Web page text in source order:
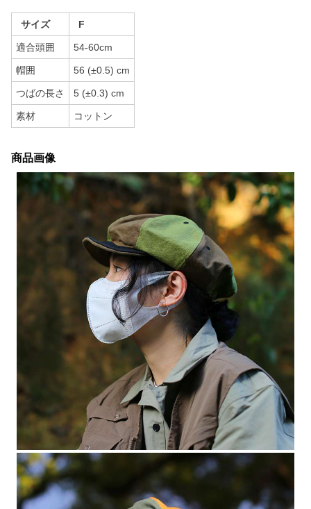
サイズ F
適合頭囲 54-60cm
帽囲 56 (±0.5) cm
つばの長さ 5 (±0.3) cm
素材 コットン
商品画像